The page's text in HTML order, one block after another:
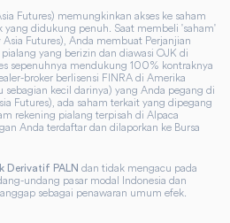
Futures) memungkinkan akses ke saham
yang didukung penuh. Saat membeli 'saham'
Futures), Anda membuat Perjanjian
yang berizin dan diawasi OJK di
sepenuhnya mendukung 100% kontraknya
broker berlisensi FINRA di Amerika
sebagian kecil darinya) yang Anda pegang di
Futures), ada saham terkait yang dipegang
rekening pialang terpisah di Alpaca
Anda terdaftar dan dilaporkan ke Bursa
Derivatif PALN dan tidak mengacu pada
undang pasar modal Indonesia dan
sebagai penawaran umum efek.